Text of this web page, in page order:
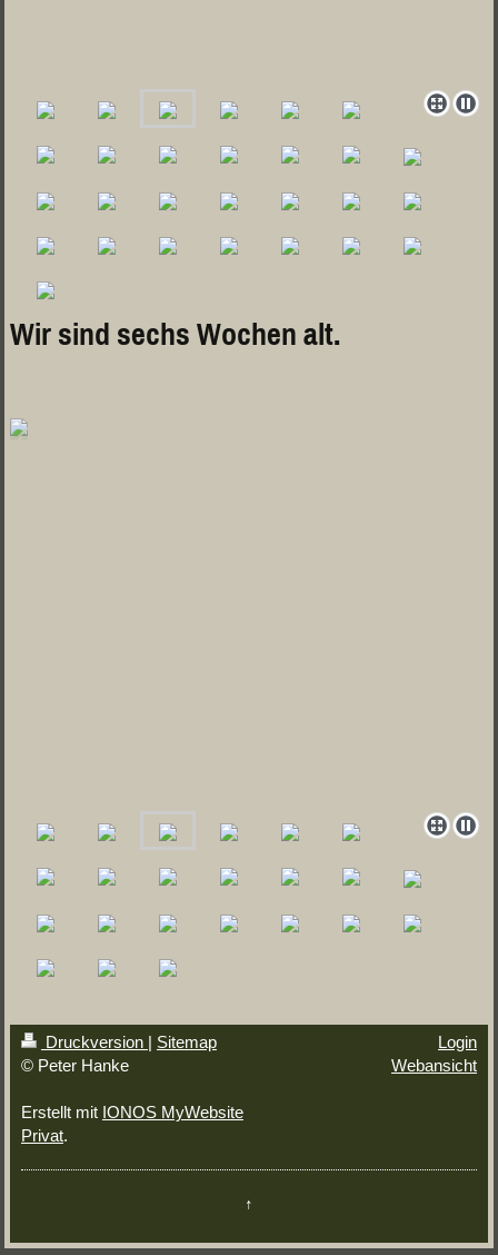
Wir sind sechs Wochen alt.
Druckversion | Sitemap
© Peter Hanke
Erstellt mit IONOS MyWebsite
Privat.
Login
Webansicht
↑